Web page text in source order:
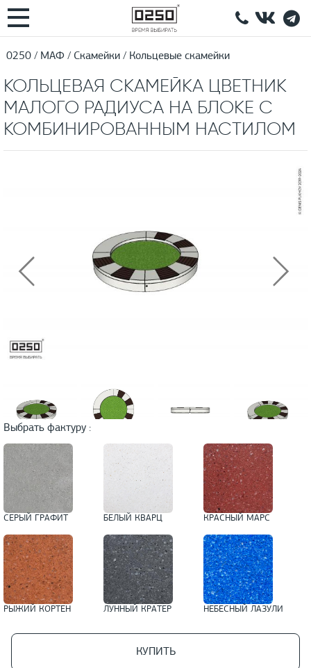
0250 МАФ Скамейки Кольцевые скамейки
КОЛЬЦЕВАЯ СКАМЕЙКА ЦВЕТНИК
МАЛОГО РАДИУСА НА БЛОКЕ С
КОМБИНИРОВАННЫМ НАСТИЛОМ
Выбрать фактуру :
СЕРЫЙ ГРАФИТ БЕЛЫЙ КВАРЦ КРАСНЫЙ МАРС
РЫЖИЙ КОРТЕН ЛУННЫЙ КРАТЕР НЕБЕСНЫЙ ЛАЗУЛИ
КУПИТЬ